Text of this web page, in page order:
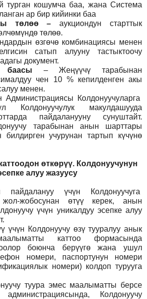
турган кошумча баа, жана Система
ар бир кийинки баа
төлөө
–аукциондун старттык
төлөө.
өзгөчө комбинациясы менен
сатып алууну тастыктоочу
документ.
баасы – Жеңүүчү тарабынан
чен 10 % кепилденген акы
менен.
Администрациясы Колдонуучуларга
Колдонуучулук макулдашууда
пайдаланууну сунуштайт.
тарабынан анын шарттары
билдирген учурунан тартып күчүнө
өткөрүү. Колдонуучунун
алуу жазуусу
пайдалануу үчүн Колдонуучуга
жол-жобосунан өтүү керек, анын
үчүн уникалдуу эсепке алуу
үчүн Колдонуучу өзү тууралуу анык
каттоо формасында
боюнча берүүгө жана ушул
номери, паспортунун номери
номери) колдоп турууга
туура эмес маалыматты берсе
Колдонуучу